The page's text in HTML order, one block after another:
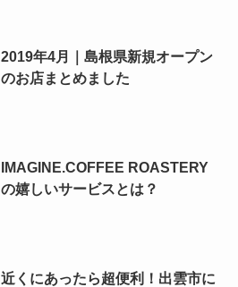
2019年4月｜島根県新規オープン
のお店まとめました
IMAGINE.COFFEE ROASTERY
の嬉しいサービスとは？
近くにあったら超便利！出雲市に